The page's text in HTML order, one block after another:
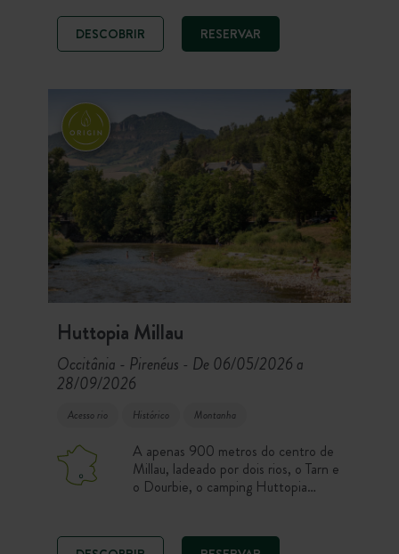
piscina com vista e um Café-
Comptoir (Café Snack-Bar)
recebem-no no coração das
ciclismo, BTT, rafting ou descanso na
esplanada marcam os seus dias ao ar
DESCOBRIR RESERVAR
Huttopia Millau
Occitânia - Pirenéus - De 06/05/2026 a
28/09/2026
Acesso rio Histórico Montanha
A apenas 900 metros do centro de
Millau, ladeado por dois rios, o Tarn e
o Dourbie, o camping Huttopia
estadia em plena natureza na capital